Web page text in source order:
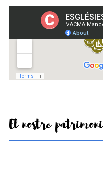
El nostre patrimoni